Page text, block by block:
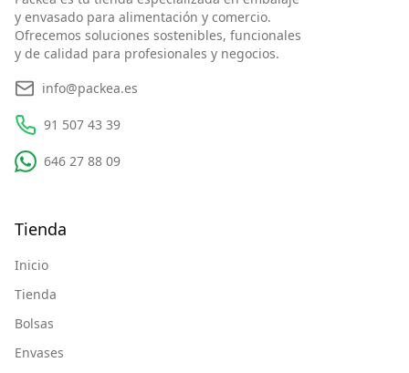
y envasado para alimentación y comercio.
Ofrecemos soluciones sostenibles, funcionales
y de calidad para profesionales y negocios.
info@packea.es
91 507 43 39
646 27 88 09
Tienda
Inicio
Tienda
Bolsas
Envases